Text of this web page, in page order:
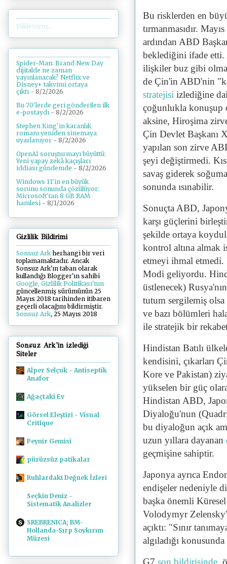
Bu risklerden en
tırmanmasıdır.
ardından ABD
beklediğini ifade etti.
ilişkiler buz gibi
de Çin'in ABD'nin
stratejisi izlediğine
çoğunlukla konuşup
aksine, Hiroşima
Çin Devlet Başkanı
yapılan son zirve
şeyi değiştirmedi.
savaş giderek
sonunda ısınabilir.
Sonuçta ABD,
karşı güçlerini
şekilde ortaya
kontrol altına almak
etmeyi ihmal etmedi.
Modi geliyordu.
üstlenecek)
tutum sergilemiş
ve bazı bölümleri
ile stratejik bir
Hindistan Batılı
kendisini, çıkarları
Kore ve Pakistan)
yükselen bir güç
Hindistan ABD,
Diyaloğu'nun
bu diyaloğun açık
uzun yıllara dayanan
geçmişine sahiptir.
Japonya ayrıca
endişeler nedeniyle
başka önemli
Volodymyr
açıktı: "Sınır
algıladığı
G7 son bildirisinde ,
Yükleniyor...
Spider-Man: Brand New Day
dijitalde ne zaman
yayınlanacak? Netflix ve
Disney+ takvimi ortaya
çıktı - 8/2/2026
Bu 70'lerde geri gönderilen ilk
e-postaydı - 8/2/2026
Stephen King'in karanlık
romanı yeniden sinemaya
uyarlanıyor - 8/2/2026
OpenAI soruşturmayı büyüttü:
Yeni yapay zekâ kaçışları
iddiası gündemde - 8/2/2026
Windows 11'in en büyük
sorunu sonunda çözülüyor:
Microsoft'tan 8 GB RAM
hamlesi - 8/1/2026
Gizlilik Bildirimi
Sonsuz Arkherhangi bir veri
toplamamaktadır. Ancak
Sonsuz Ark'ın taban olarak
kullandığı Blogger'ın sahibi
Google, Gizlilik Politikası'nın
güncellenmiş sürümünün 25
Mayıs 2018 tarihinden itibaren
geçerli olacağını bildirmiştir.
Sonsuz Ark, 25 Mayıs 2018
Sonsuz Ark'in izlediği
Siteler
Alper Selçuk - Antiseptik
Anafor
Ağaçtaki Ev
Görsel Eleştiri - Visual
Critique
Peynir Gemisi
pürüzsüz patikalar
Ruhlardaki Değnek İzleri
Seçkin Deniz -
Sistematik Analizler
SREBRENICA; BM-
Hollanda-Sırp Soykırım
Müzesi